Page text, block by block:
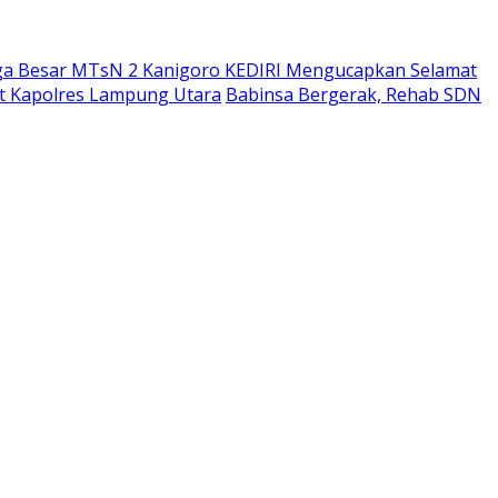
Besar MTsN 2 Kanigoro KEDIRI Mengucapkan Selamat
Kapolres Lampung Utara Babinsa Bergerak, Rehab SDN